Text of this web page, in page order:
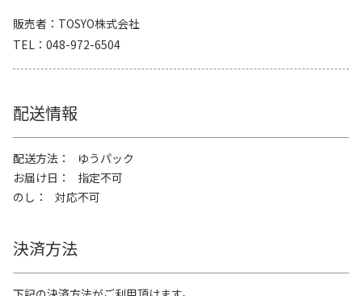
販売者
TOSYO株式会社
TEL
048-972-6504
配送情報
配送方法
ゆうパック
お届け日
指定不可
のし
対応不可
決済方法